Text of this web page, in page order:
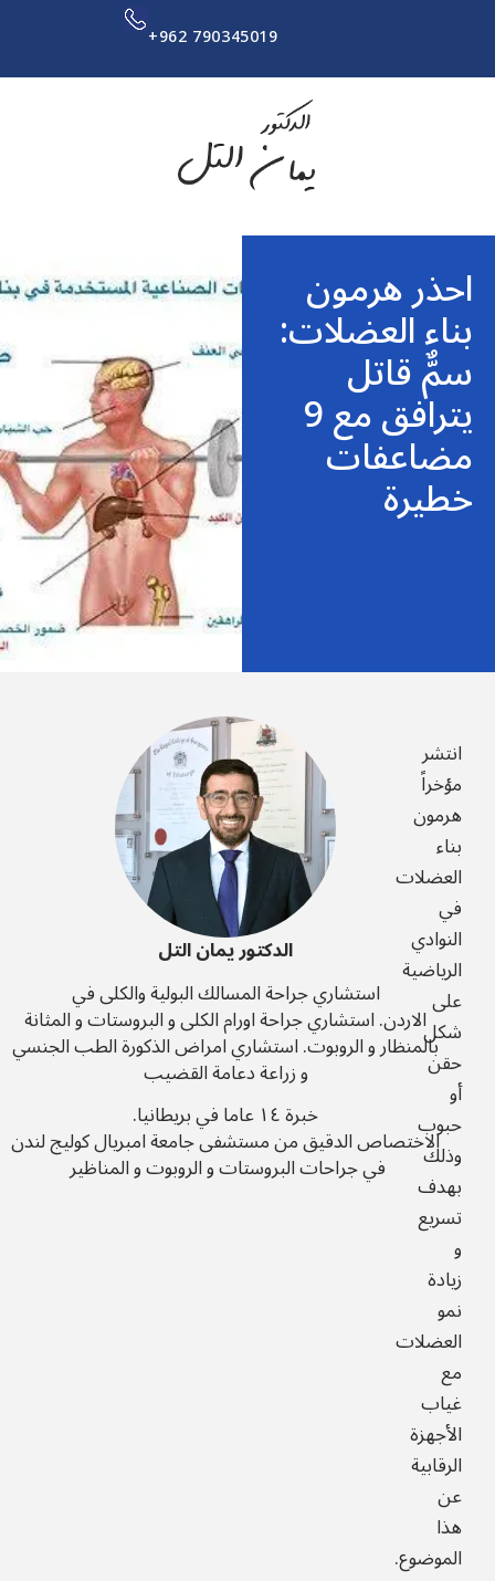
+962 790345019
احذر هرمون
بناء العضلات:
سمٌّ قاتل
يترافق مع 9
مضاعفات
خطيرة
انتشر
مؤخراً
هرمون
بناء
العضلات
في
النوادي
الرياضية
على
شكل
حقن
أو
حبوب
وذلك
بهدف
تسريع
و
زيادة
نمو
العضلات
مع
غياب
الأجهزة
الرقابية
عن
هذا
الموضوع.
الدكتور يمان التل
استشاري جراحة المسالك البولية والكلى في
الاردن.استشاري جراحة اورام الكلى و البروستات و المثانة
بالمنظار و الروبوت.استشاري امراض الذكورة الطب الجنسي
و زراعة دعامة القضيب
خبرة ١٤ عاما في بريطانيا.
الاختصاص الدقيق من مستشفى جامعة امبريال كوليج لندن
في جراحات البروستات و الروبوت و المناظير